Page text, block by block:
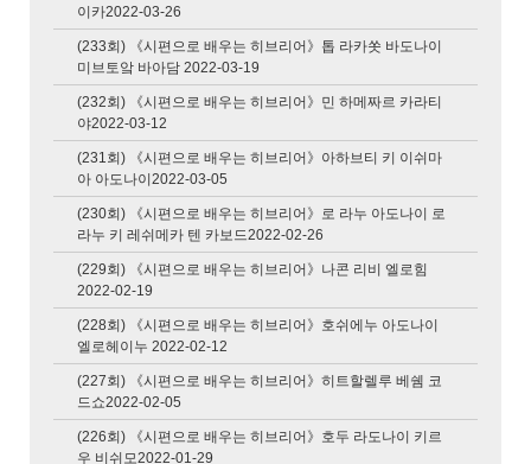
이카2022-03-26
(233회) 《시편으로 배우는 히브리어》톱 라카쏫 바도나이
미브토앜 바아담 2022-03-19
(232회) 《시편으로 배우는 히브리어》민 하메짜르 카라티
야2022-03-12
(231회) 《시편으로 배우는 히브리어》아하브티 키 이쉬마
아 아도나이2022-03-05
(230회) 《시편으로 배우는 히브리어》로 라누 아도나이 로
라누 키 레쉬메카 텐 카보드2022-02-26
(229회) 《시편으로 배우는 히브리어》나콘 리비 엘로힘
2022-02-19
(228회) 《시편으로 배우는 히브리어》호쉬에누 아도나이
엘로헤이누 2022-02-12
(227회) 《시편으로 배우는 히브리어》히트할렐루 베쉠 코
드쇼2022-02-05
(226회) 《시편으로 배우는 히브리어》호두 라도나이 키르
우 비쉬모2022-01-29